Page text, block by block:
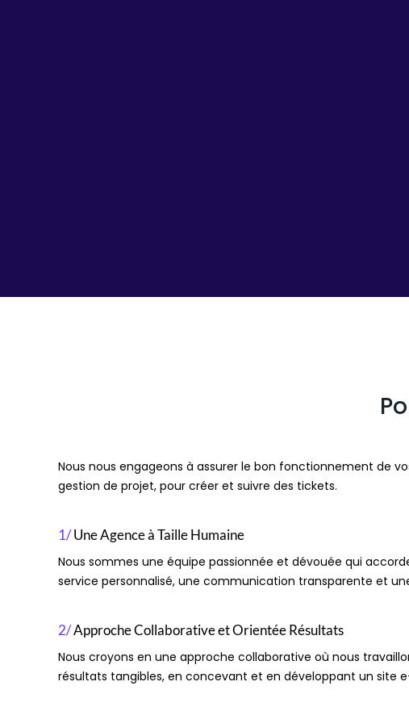
Nous nous engageons à assurer le bon fonctionnement de
gestion de projet, pour créer et suivre des tickets.
1/Une Agence à Taille Humaine
Nous sommes une équipe passionnée et dévouée qui
service personnalisé, une communication transparente et
2/Approche Collaborative et Orientée Résultats
Nous croyons en une approche collaborative où nous
résultats tangibles, en concevant et en développant un site